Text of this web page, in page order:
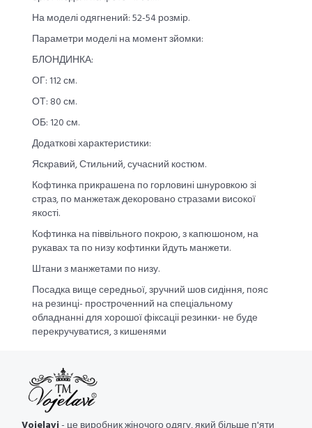
На моделі одягнений: 52-54 розмір.
Параметри моделі на момент зйомки:
БЛОНДИНКА:
ОГ: 112 см.
ОТ: 80 см.
ОБ: 120 см.
Додаткові характеристики:
Яскравий, Стильний, сучасний костюм.
Кофтинка прикрашена по горловині шнуровкою зі
страз, по манжетаж декоровано стразами високої
якості.
Кофтинка на піввільного покрою, з капюшоном, на
рукавах та по низу кофтинки йдуть манжети.
Штани з манжетами по низу.
Посадка вище середньої, зручний шов сидіння, пояс
на резинці- простроченний на спеціальному
обладнанні для хорошої фіксаціі резинки- не буде
перекручуватися, з кишенями